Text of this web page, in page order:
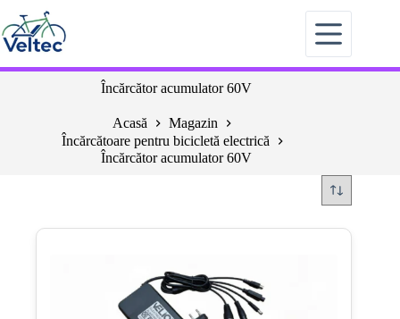
la
conținut
Încărcător acumulator 60V
Acasă
Magazin
Încărcătoare pentru bicicletă electrică
Încărcător acumulator 60V